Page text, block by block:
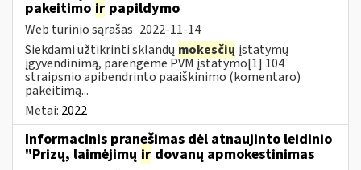
pakeitimo ir papildymo
Web turinio sąrašas 2022-11-14
Siekdami užtikrinti sklandų mokesčių įstatymų
įgyvendinimą, parengėme PVM įstatymo[1] 104
straipsnio apibendrinto paaiškinimo (komentaro)
pakeitimą...
Metai: 2022
Informacinis pranešimas dėl atnaujinto leidinio
"Prizų, laimėjimų ir dovanų apmokestinimas